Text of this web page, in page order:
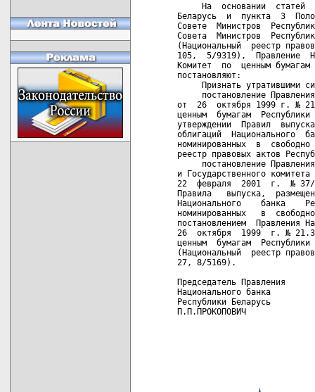
На  основании  статей
Беларусь  и  пункта  3
Совете  Министров
Совета  Министров
(Национальный  реестр
105,  5/9319),  Правление
Комитет  по  ценным бумагам
постановляют:
Признать утратившими
постановление
от  26  октября 1999 г. №
ценным  бумагам
утверждении  Правил
облигаций  Национального
номинированных  в
реестр правовых актов
постановление
и Государственного
22  февраля  2001  г.  № 37/
Правила   выпуска,
Национального    банка
номинированных   в
постановлением  Правления
26  октября  1999  г. № 21.3
ценным  бумагам
(Национальный  реестр
27, 8/5169).
Председатель Правления
Национального банка
Республики Беларусь
П.П.ПРОКОПОВИЧ